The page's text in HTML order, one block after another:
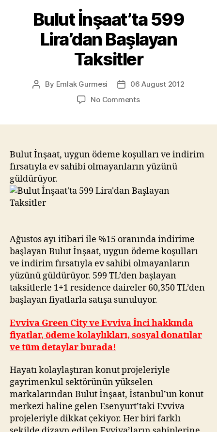
Bulut İnşaat’ta 599
Lira’dan Başlayan
Taksitler
Post
By Emlak Gurmesi
Post
date
06 August 2012
No Commentson
Başlayan
Taksitler
Bulut İnşaat, uygun ödeme koşulları ve indirim
fırsatıyla ev sahibi olmayanların yüzünü
güldürüyor.
Ağustos ayı itibari ile %15 oranında indirime
başlayan Bulut İnşaat, uygun ödeme koşulları
ve indirim fırsatıyla ev sahibi olmayanların
yüzünü güldürüyor. 599 TL’den başlayan
taksitlerle 1+1 residence daireler 60,350 TL’den
başlayan fiyatlarla satışa sunuluyor.
Evviva Green City ve Evviva İnci hakkında
fiyatlar, ödeme kolaylıkları, sosyal donatılar
ve tüm detaylar burada!
Hayatı kolaylaştıran konut projeleriyle
gayrimenkul sektörünün yükselen
markalarından Bulut İnşaat, İstanbul’un konut
merkezi haline gelen Esenyurt’taki Evviva
projeleriyle dikkat çekiyor. Her biri farklı